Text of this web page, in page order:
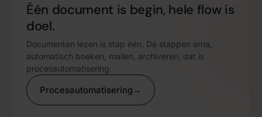
Één document is begin, hele flow is
doel.
Documenten lezen is stap één. De stappen erna,
automatisch boeken, mailen, archiveren, dat is
procesautomatisering.
Procesautomatisering →